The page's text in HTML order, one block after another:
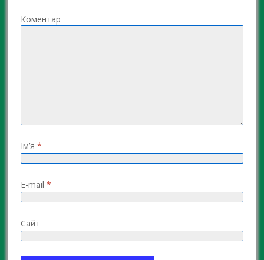
Коментар
Ім’я *
E-mail *
Сайт